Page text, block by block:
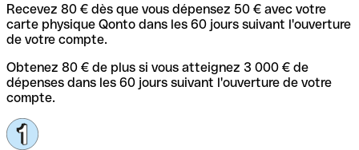
Recevez 80 € dès que vous dépensez 50 € avec votre
carte physique Qonto dans les 60 jours suivant l'ouverture
de votre compte.
Obtenez 80 € de plus si vous atteignez 3 000 € de
dépenses dans les 60 jours suivant l'ouverture de votre
compte.